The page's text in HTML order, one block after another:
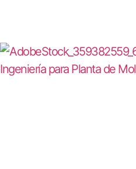
Ingeniería para Planta de